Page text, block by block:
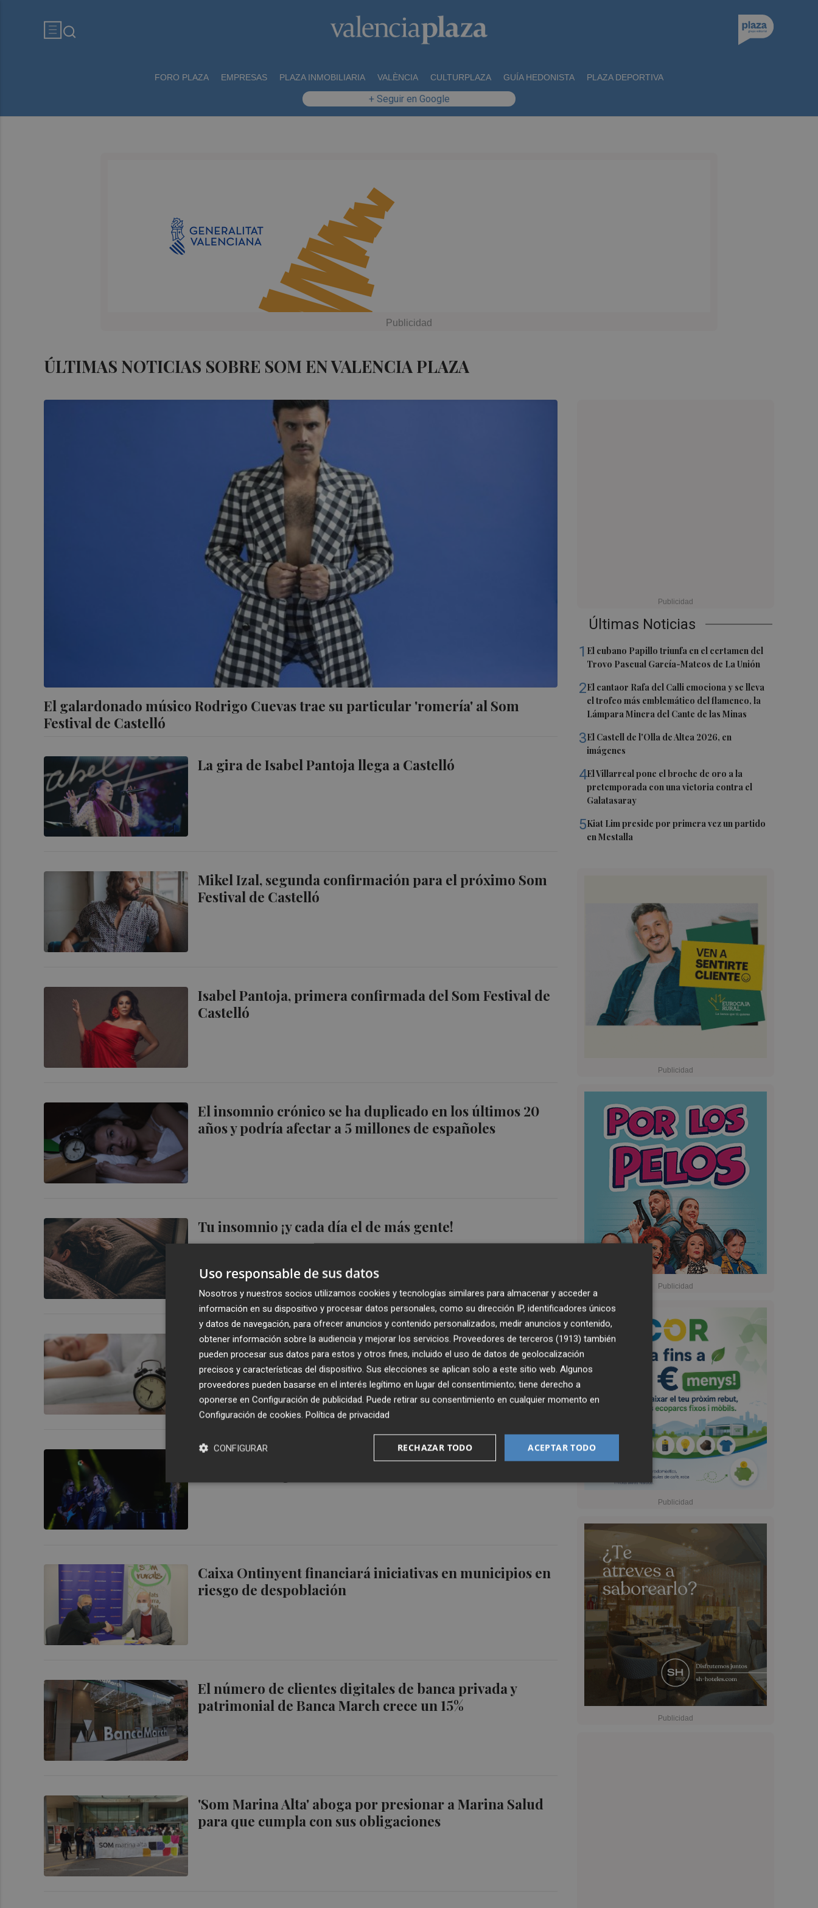
FORO PLAZA EMPRESAS PLAZA INMOBILIARIA VALÈNCIA CULTURPLAZA GUÍA HEDONISTA PLAZA DEPORTIVA
+ Seguir en Google
ÚLTIMAS NOTICIAS SOBRE SOM EN VALENCIA PLAZA
El galardonado músico Rodrigo Cuevas trae su particular 'romería' al Som
Festival de Castelló
La gira de Isabel Pantoja llega a Castelló
Mikel Izal, segunda confirmación para el próximo Som
Festival de Castelló
Isabel Pantoja, primera confirmada del Som Festival de
Castelló
El insomnio crónico se ha duplicado en los últimos 20
años y podría afectar a 5 millones de españoles
Tu insomnio ¡y cada día el de más gente!
Alrededor de un tercio de las personas adultas sufre
dificultad para iniciar o mantener el sueño
La promotora de Malú carga contra la organización del
Caixa Ontinyent financiará iniciativas en municipios en
riesgo de despoblación
El número de clientes digitales de banca privada y
patrimonial de Banca March crece un 15%
'Som Marina Alta' aboga por presionar a Marina Salud
para que cumpla con sus obligaciones
Últimas Noticias
1 El cubano Papillo triunfa en el certamen del
Trovo Pascual García-Mateos de La Unión
2El cantaor Rafa del Calli emociona y se lleva
el trofeo más emblemático del flamenco, la
Lámpara Minera del Cante de las Minas
3El Castell de l'Olla de Altea 2026, en
imágenes
4El Villarreal pone el broche de oro a la
pretemporada con una victoria contra el
Galatasaray
5Kiat Lim preside por primera vez un partido
en Mestalla
Uso responsable de sus datos
Nosotros y nuestros socios utilizamos cookies y tecnologías similares para almacenar y acceder a
información en su dispositivo y procesar datos personales, como su dirección IP, identificadores únicos
y datos de navegación, para ofrecer anuncios y contenido personalizados, medir anuncios y contenido,
obtener información sobre la audiencia y mejorar los servicios. Proveedores de terceros (1913) también
pueden procesar sus datos para estos y otros fines, incluido el uso de datos de geolocalización
precisos y características del dispositivo. Sus elecciones se aplican solo a este sitio web. Algunos
proveedores pueden basarse en el interés legítimo en lugar del consentimiento; tiene derecho a
oponerse en Configuración de publicidad. Puede retirar su consentimiento en cualquier momento en
Configuración de cookies. Política de privacidad
ACEPTAR TODO
RECHAZAR TODO
CONFIGURAR